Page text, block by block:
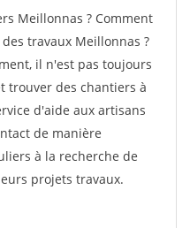
Meillonnas ? Comment
travaux Meillonnas ?
il n'est pas toujours
trouver des chantiers à
d'aide aux artisans
de manière
à la recherche de
projets travaux.